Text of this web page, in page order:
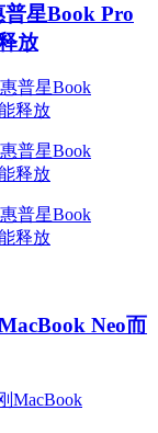
星Book Pro
放
Neo而